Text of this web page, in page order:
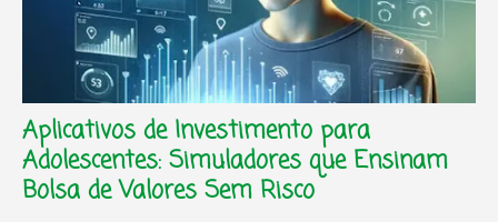
Aplicativos de Investimento para
Adolescentes: Simuladores que Ensinam
Bolsa de Valores Sem Risco